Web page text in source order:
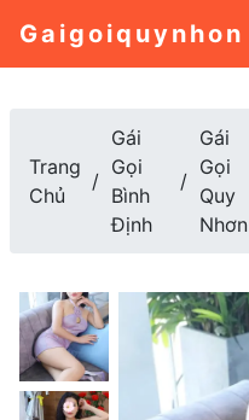
Gaigoiquynhon
Trang
Chủ
Gái
Gọi
Bình
Định
Gái
Gọi
Quy
Nhơn